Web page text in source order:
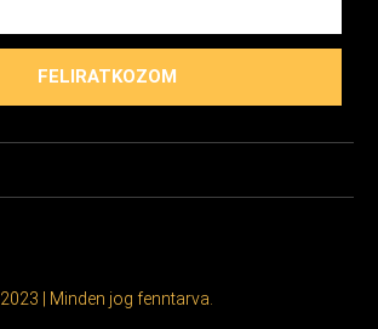
FELIRATKOZOM
2023 | Minden jog fenntarva.